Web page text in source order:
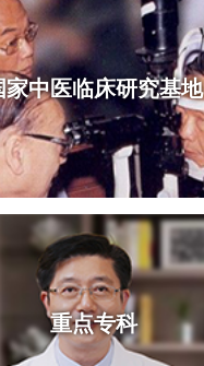
家中医临床研究基地
重点专科